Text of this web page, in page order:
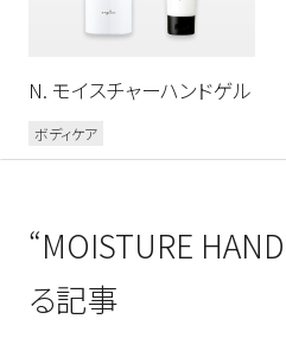
洗い流さないトリートメント
ボディケア/その他
N. モイスチャーハンドゲル
ボディケア
“MOISTURE
る記事